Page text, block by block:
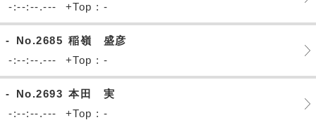
-:--:--.---
+Top : -
- No.2685 稲嶺 盛彦
-:--:--.---
+Top : -
- No.2693 本田 実
-:--:--.---
+Top : -